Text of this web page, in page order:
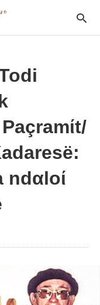
ndαloί